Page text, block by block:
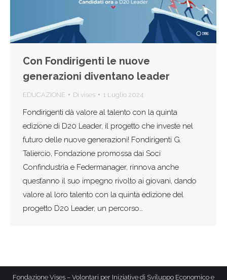
Con Fondirigenti le nuove
generazioni diventano leader
EDUCAZIONE Di vises 1 Luglio 2024
Fondirigenti dà valore al talento con la quinta
edizione di D20 Leader, il progetto che investe nel
futuro delle nuove generazioni! Fondirigenti G.
Taliercio, Fondazione promossa dai Soci
Confindustria e Federmanager, rinnova anche
quest’anno il suo impegno rivolto ai giovani, dando
valore al loro talento con la quinta edizione del
progetto D20 Leader, un percorso…
Fondazione Vises – Volontari per Iniziative di Sviluppo Economico e